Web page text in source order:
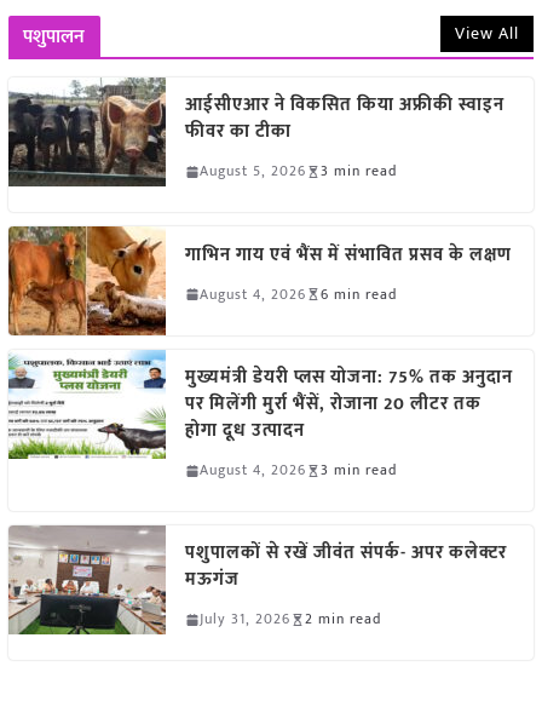
पशुपालन View All
आईसीएआर ने विकसित किया अफ्रीकी स्वाइन
फीवर का टीका
August 5, 2026 3 min read
गाभिन गाय एवं भैंस में संभावित प्रसव के लक्षण
August 4, 2026 6 min read
मुख्यमंत्री डेयरी प्लस योजना: 75% तक अनुदान
पर मिलेंगी मुर्रा भैंसें, रोजाना 20 लीटर तक
होगा दूध उत्पादन
August 4, 2026 3 min read
पशुपालकों से रखें जीवंत संपर्क- अपर कलेक्टर
मऊगंज
July 31, 2026 2 min read